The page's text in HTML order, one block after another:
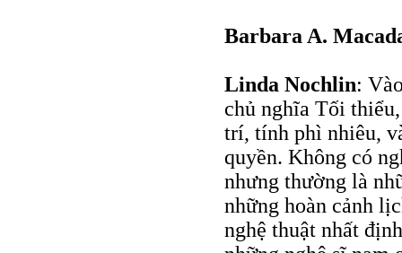
Barbara A.
Linda Nochlin:
chủ nghĩa Tối
trí, tính phì nhiêu,
quyền. Không có
nhưng thường là
những hoàn cảnh
nghệ thuật nhất